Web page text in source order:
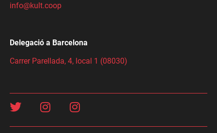
info@kult.coop
Delegació a Barcelona
Carrer Parellada, 4, local 1 (08030)